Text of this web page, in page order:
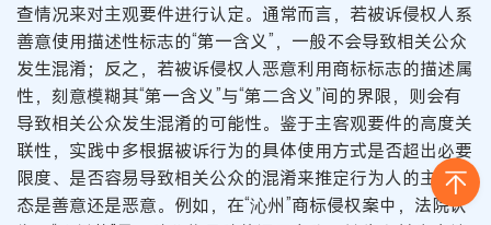
查情况来对主观要件进行认定。通常而言，若被诉侵权人系
善意使用描述性标志的“第一含义”，一般不会导致相关公众
发生混淆；反之，若被诉侵权人恶意利用商标标志的描述属
性，刻意模糊其“第一含义”与“第二含义”间的界限，则会有
导致相关公众发生混淆的可能性。鉴于主客观要件的高度关
联性，实践中多根据被诉行为的具体使用方式是否超出必要
限度、是否容易导致相关公众的混淆来推定行为人的主观状
态是善意还是恶意。例如，在“沁州”商标侵权案中，法院认